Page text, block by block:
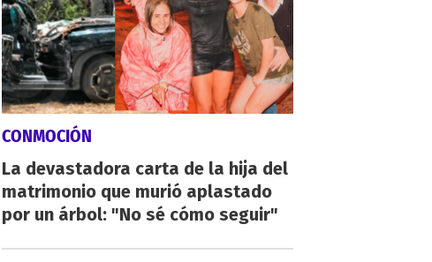
CONMOCIÓN
La devastadora carta de la hija del
matrimonio que murió aplastado
por un árbol: "No sé cómo seguir"